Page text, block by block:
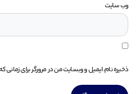
وب‌ سایت
ذخیره نام، ایمیل و وبسایت من در مرورگر برای